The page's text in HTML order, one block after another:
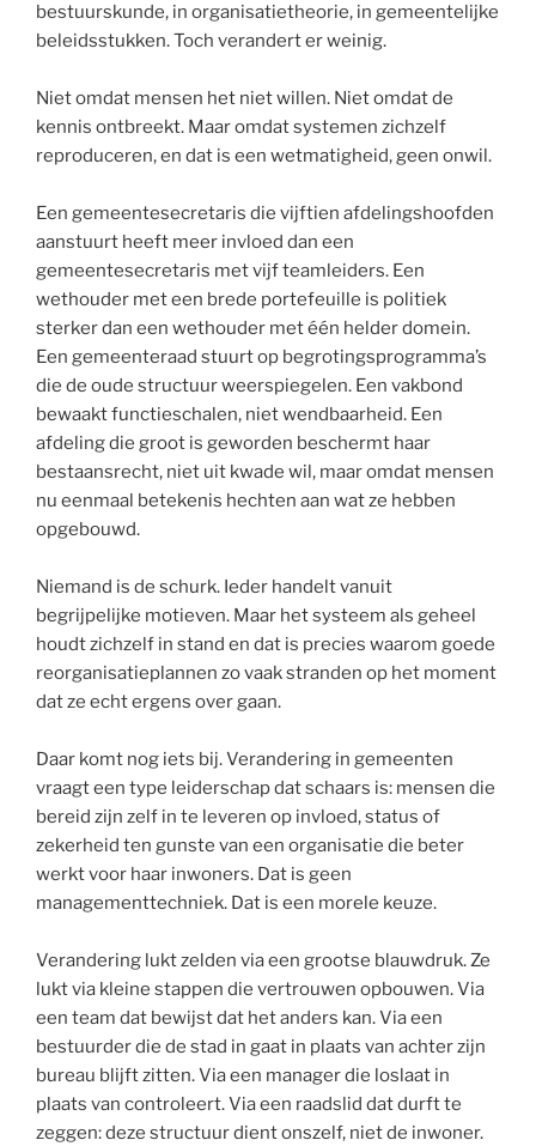
bestuurskunde, in organisatietheorie, in gemeentelijke
beleidsstukken. Toch verandert er weinig.
Niet omdat mensen het niet willen. Niet omdat de
kennis ontbreekt. Maar omdat systemen zichzelf
reproduceren, en dat is een wetmatigheid, geen onwil.
Een gemeentesecretaris die vijftien afdelingshoofden
aanstuurt heeft meer invloed dan een
gemeentesecretaris met vijf teamleiders. Een
wethouder met een brede portefeuille is politiek
sterker dan een wethouder met één helder domein.
Een gemeenteraad stuurt op begrotingsprogramma’s
die de oude structuur weerspiegelen. Een vakbond
bewaakt functieschalen, niet wendbaarheid. Een
afdeling die groot is geworden beschermt haar
bestaansrecht, niet uit kwade wil, maar omdat mensen
nu eenmaal betekenis hechten aan wat ze hebben
opgebouwd.
Niemand is de schurk. Ieder handelt vanuit
begrijpelijke motieven. Maar het systeem als geheel
houdt zichzelf in stand en dat is precies waarom goede
reorganisatieplannen zo vaak stranden op het moment
dat ze echt ergens over gaan.
Daar komt nog iets bij. Verandering in gemeenten
vraagt een type leiderschap dat schaars is: mensen die
bereid zijn zelf in te leveren op invloed, status of
zekerheid ten gunste van een organisatie die beter
werkt voor haar inwoners. Dat is geen
managementtechniek. Dat is een morele keuze.
Verandering lukt zelden via een grootse blauwdruk. Ze
lukt via kleine stappen die vertrouwen opbouwen. Via
een team dat bewijst dat het anders kan. Via een
bestuurder die de stad in gaat in plaats van achter zijn
bureau blijft zitten. Via een manager die loslaat in
plaats van controleert. Via een raadslid dat durft te
zeggen: deze structuur dient onszelf, niet de inwoner.